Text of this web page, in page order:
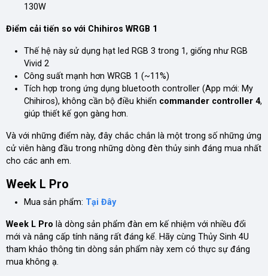
130W
Điểm cải tiến so với Chihiros WRGB 1
Thế hệ này sử dụng hạt led RGB 3 trong 1, giống như RGB
Vivid 2
Công suất mạnh hơn WRGB 1 (~11%)
Tích hợp trong ứng dụng bluetooth controller (App mới: My
Chihiros), không cần bộ điều khiển commander controller 4,
giúp thiết kế gọn gàng hơn.
Và với những điểm này, đây chắc chắn là một trong số những ứng
cử viên hàng đầu trong những dòng đèn thủy sinh đáng mua nhất
cho các anh em.
Week L Pro
Mua sản phẩm: Tại Đây
Week L Pro là dòng sản phẩm đàn em kế nhiệm với nhiều đổi
mới và nâng cấp tính năng rất đáng kể. Hãy cùng Thủy Sinh 4U
tham khảo thông tin dòng sản phẩm này xem có thực sự đáng
mua không ạ.